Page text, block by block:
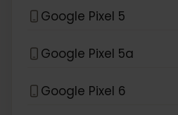
Google Pixel 5
Google Pixel 5a
Google Pixel 6